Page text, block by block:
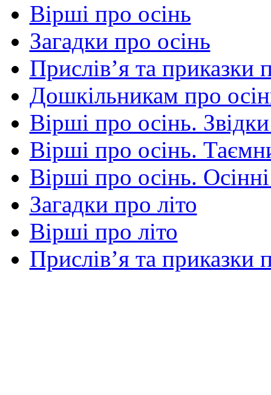
Вірші про осінь
Загадки про осінь
Прислів’я та приказки
Дошкільникам про
Вірші про осінь.
Вірші про осінь.
Вірші про осінь.
Загадки про літо
Вірші про літо
Прислів’я та приказки